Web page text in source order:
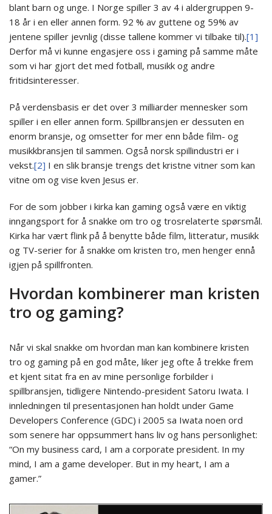
blant barn og unge. I Norge spiller 3 av 4 i aldergruppen 9-
18 år i en eller annen form. 92 % av guttene og 59% av
jentene spiller jevnlig (disse tallene kommer vi tilbake til).[1]
Derfor må vi kunne engasjere oss i gaming på samme måte
som vi har gjort det med fotball, musikk og andre
fritidsinteresser.
På verdensbasis er det over 3 milliarder mennesker som
spiller i en eller annen form. Spillbransjen er dessuten en
enorm bransje, og omsetter for mer enn både film- og
musikkbransjen til sammen. Også norsk spillindustri er i
vekst.[2] I en slik bransje trengs det kristne vitner som kan
vitne om og vise kven Jesus er.
For de som jobber i kirka kan gaming også være en viktig
inngangsport for å snakke om tro og trosrelaterte spørsmål.
Kirka har vært flink på å benytte både film, litteratur, musikk
og TV-serier for å snakke om kristen tro, men henger ennå
igjen på spillfronten.
Hvordan kombinerer man kristen
tro og gaming?
Når vi skal snakke om hvordan man kan kombinere kristen
tro og gaming på en god måte, liker jeg ofte å trekke frem
et kjent sitat fra en av mine personlige forbilder i
spillbransjen, tidligere Nintendo-president Satoru Iwata. I
innledningen til presentasjonen han holdt under Game
Developers Conference (GDC) i 2005 sa Iwata noen ord
som senere har oppsummert hans liv og hans personlighet:
“On my business card, I am a corporate president. In my
mind, I am a game developer. But in my heart, I am a
gamer.”